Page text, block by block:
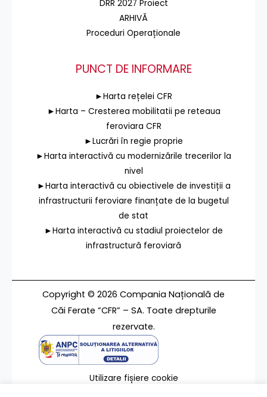
DRR 2027 Proiect
ARHIVĂ
Proceduri Operaționale
PUNCT DE INFORMARE
►Harta rețelei CFR
►Harta – Cresterea mobilitatii pe reteaua
feroviara CFR
►Lucrări în regie proprie
►Harta interactivă cu modernizările trecerilor la
nivel
►Harta interactivă cu obiectivele de investiții a
infrastructurii feroviare finanțate de la bugetul
de stat
►Harta interactivă cu stadiul proiectelor de
infrastructură feroviară
Copyright © 2026 Compania Națională de
Căi Ferate ”CFR” – SA. Toate drepturile
rezervate.
Utilizare fișiere cookie